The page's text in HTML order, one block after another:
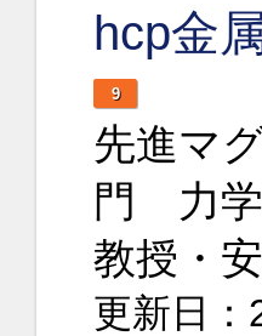
hcp金
9
先進マ
門 力学
教授・
更新日：